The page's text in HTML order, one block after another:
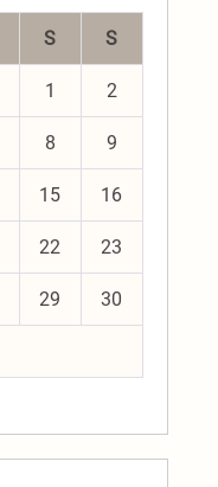
S S
1 2
8 9
15 16
22 23
29 30